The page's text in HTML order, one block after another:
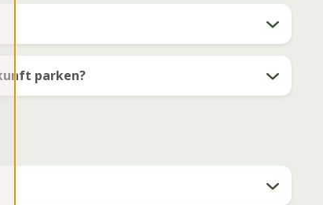
parken?